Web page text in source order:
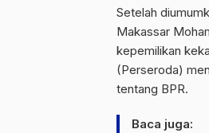
Setelah
Makassar
kepemilikan
(Perseroda)
tentang BPR.
Baca juga: